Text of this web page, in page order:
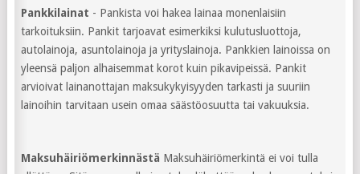
Pankkilainat - Pankista voi hakea lainaa monenlaisiin
tarkoituksiin. Pankit tarjoavat esimerkiksi kulutusluottoja,
autolainoja, asuntolainoja ja yrityslainoja. Pankkien lainoissa on
yleensä paljon alhaisemmat korot kuin pikavipeissä. Pankit
arvioivat lainanottajan maksukykyisyyden tarkasti ja suuriin
lainoihin tarvitaan usein omaa säästöosuutta tai vakuuksia.
Maksuhäiriömerkinnästä Maksuhäiriömerkintä ei voi tulla